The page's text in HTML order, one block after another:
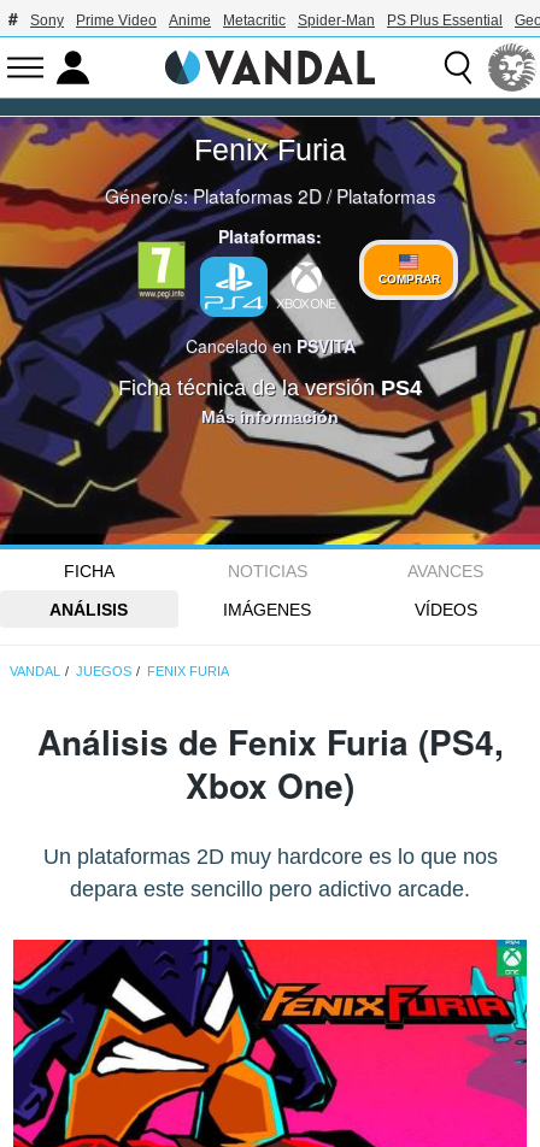
Sony Prime Video Anime Metacritic Spider-Man PS Plus Essential
Fenix Furia
Género/s:Plataformas 2D/Plataformas
Plataformas:
COMPRAR
Cancelado en PSVITA
Ficha técnica de la versiónPS4
Más información
FICHA NOTICIAS
AVANCES
ANÁLISIS
IMÁGENES VÍDEOS
VANDAL JUEGOS FENIX FURIA
Análisis de Fenix Furia (PS4,
Xbox One)
Un plataformas 2D muy hardcore es lo que nos
depara este sencillo pero adictivo arcade.